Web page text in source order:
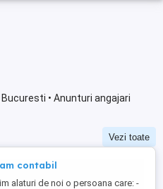
• Anunturi angajari
Vezi toate
contabil
alaturi de noi o persoana care: -